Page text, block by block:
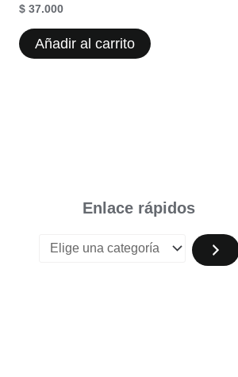
$ 37.000
Añadir al carrito
Enlace rápidos